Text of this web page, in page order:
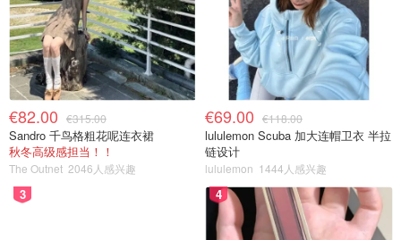
€82.00 €315.00
Sandro 千鸟格粗花呢连衣裙
秋冬高级感担当！！
The Outnet 2046人感兴趣
€69.00 €118.00
lululemon Scuba 加大连帽卫衣 半拉
链设计
lululemon 1444人感兴趣
3 4